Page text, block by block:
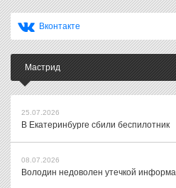
Вконтакте
Мастрид
25.07.2026
В Екатеринбурге сбили беспилотник
08.07.2026
Володин недоволен утечкой